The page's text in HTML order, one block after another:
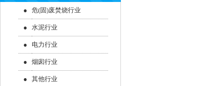
● 危(固)废焚烧行业
● 水泥行业
● 电力行业
● 烟囱行业
● 其他行业